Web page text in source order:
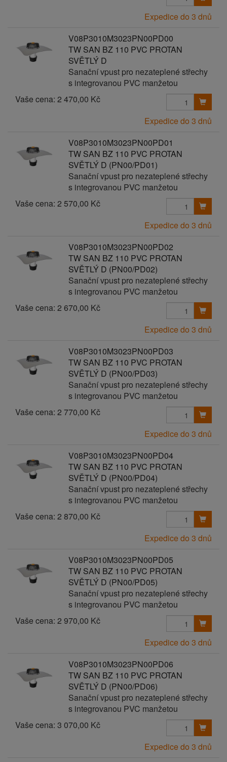
Expedice do 3 dnů
V08P3010M3023PN00PD00
TW SAN BZ 110 PVC PROTAN
SVĚTLÝ D
Sanační vpust pro nezateplené střechy
s integrovanou PVC manžetou
Vaše cena: 2 470,00 Kč
Expedice do 3 dnů
V08P3010M3023PN00PD01
TW SAN BZ 110 PVC PROTAN
SVĚTLÝ D (PN00/PD01)
Sanační vpust pro nezateplené střechy
s integrovanou PVC manžetou
Vaše cena: 2 570,00 Kč
Expedice do 3 dnů
V08P3010M3023PN00PD02
TW SAN BZ 110 PVC PROTAN
SVĚTLÝ D (PN00/PD02)
Sanační vpust pro nezateplené střechy
s integrovanou PVC manžetou
Vaše cena: 2 670,00 Kč
Expedice do 3 dnů
V08P3010M3023PN00PD03
TW SAN BZ 110 PVC PROTAN
SVĚTLÝ D (PN00/PD03)
Sanační vpust pro nezateplené střechy
s integrovanou PVC manžetou
Vaše cena: 2 770,00 Kč
Expedice do 3 dnů
V08P3010M3023PN00PD04
TW SAN BZ 110 PVC PROTAN
SVĚTLÝ D (PN00/PD04)
Sanační vpust pro nezateplené střechy
s integrovanou PVC manžetou
Vaše cena: 2 870,00 Kč
Expedice do 3 dnů
V08P3010M3023PN00PD05
TW SAN BZ 110 PVC PROTAN
SVĚTLÝ D (PN00/PD05)
Sanační vpust pro nezateplené střechy
s integrovanou PVC manžetou
Vaše cena: 2 970,00 Kč
Expedice do 3 dnů
V08P3010M3023PN00PD06
TW SAN BZ 110 PVC PROTAN
SVĚTLÝ D (PN00/PD06)
Sanační vpust pro nezateplené střechy
s integrovanou PVC manžetou
Vaše cena: 3 070,00 Kč
Expedice do 3 dnů